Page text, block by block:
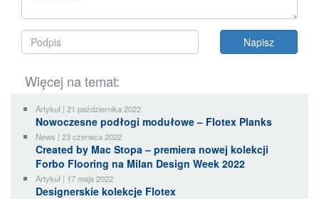
Więcej na temat:
Artykuł | 21 października 2022
Nowoczesne podłogi modułowe – Flotex Planks
News | 23 czerwca 2022
Created by Mac Stopa – premiera nowej kolekcji
Forbo Flooring na Milan Design Week 2022
Artykuł | 17 maja 2022
Designerskie kolekcje Flotex